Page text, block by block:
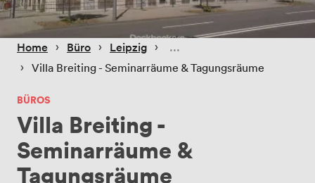
Home › Büro › Leipzig ›
› Villa Breiting - Seminarräume & Tagungsräume
BÜROS
Villa Breiting -
Seminarräume &
Tagungsräume